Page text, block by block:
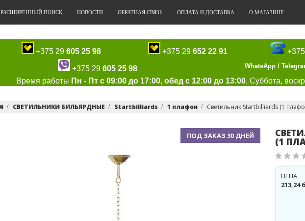
РАСШИРЕННЫЙ ПОИСК НОВОСТИ ОБРАТНАЯ СВЯЗЬ ОПЛАТА И ДОСТАВКА О МАГАЗИНЕ
+375 29 605 25 98 +375 29 652 22 91
+375 29 605 25 98 WhatsApp /
Время работы Пн - Пт с 09:00 до 17:00, обед с 12:00 до 13:00, Суббота,
СВЕТИЛЬНИКИ БИЛЬЯРДНЫЕ Startbilliards 1 плафон Светильник Startbilliards (1
ПОД ЗАКАЗ 30 ДНЕЙ (1
213,24
ЦЕНА